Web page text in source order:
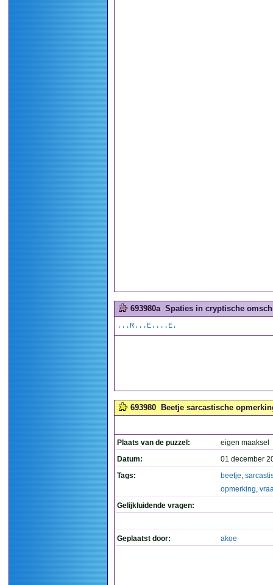
693980a Spaties in cryptische
...R...E....E.
693980 Beetje sarcastische
Plaats van de puzzel:
eigen maaksel
Datum:
01 december
Tags:
beetje,
opmerking,
Gelijkluidende vragen:
Geplaatst door: akoe